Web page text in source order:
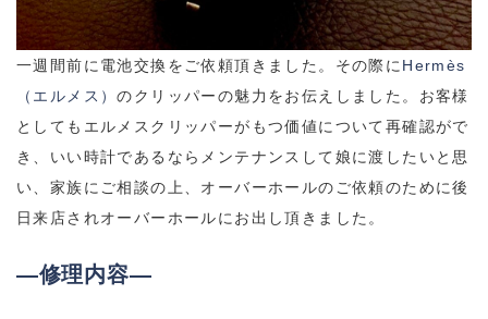
一週間前に電池交換をご依頼頂きました。その際に Hermès
（エルメス）のクリッパーの魅力をお伝えしました。お客様
としてもエルメスクリッパーがもつ価値について再確認がで
き、いい時計であるならメンテナンスして娘に渡したいと思
い、家族にご相談の上、オーバーホールのご依頼のために後
日来店されオーバーホールにお出し頂きました。
―修理内容―